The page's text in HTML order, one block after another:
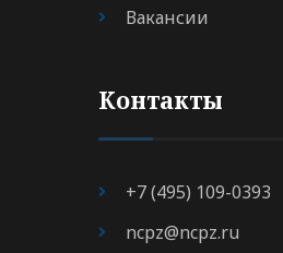
Вакансии
Контакты
+7 (495) 109-0393
ncpz@ncpz.ru